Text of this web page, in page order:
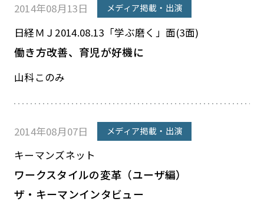
2014年08月13日 メディア掲載・出演
日経ＭＪ2014.08.13「学ぶ磨く」面(3面)
働き方改善、育児が好機に
山科このみ
2014年08月07日 メディア掲載・出演
キーマンズネット
ワークスタイルの変革（ユーザ編）
ザ・キーマンインタビュー